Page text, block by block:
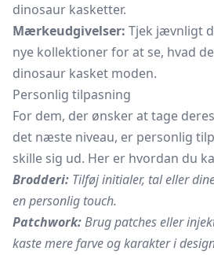
dinosaur kasketter.
Mærkeudgivelser: Tjek jævnligt
nye kollektioner for at se, hvad
dinosaur kasket moden.
Personlig tilpasning
For dem, der ønsker at tage
det næste niveau, er personlig
skille sig ud. Her er hvordan du
Brodderi: Tilføj initialer, tal eller
en personlig touch.
Patchwork:Brug patches eller
kaste mere farve og karakter i